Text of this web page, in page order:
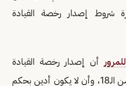
شروط إصدار رخصة القيادة
أن إصدار رخصة القيادة
الخصوصي تتطلب إتمام سن الـ18، وأن لا يكون أدين بحكم